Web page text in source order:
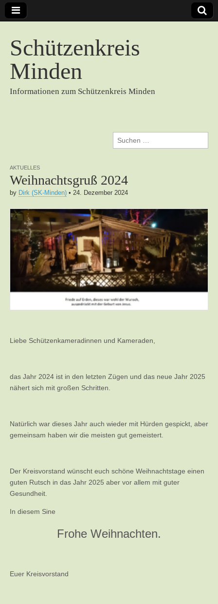
Schützenkreis
Minden
Informationen zum Schützenkreis Minden
Suchen
nach:
AKTUELLES
Weihnachtsgruß 2024
by Dirk (SK-Minden) • 24. Dezember 2024
Liebe Schützenkameradinnen und Kameraden,
das Jahr 2024 ist in den letzten Zügen und das neue Jahr 2025
nähert sich mit großen Schritten.
Natürlich war dieses Jahr auch wieder mit Hürden gespickt, aber
gemeinsam haben wir die meisten gut gemeistert.
Der Kreisvorstand wünscht euch schöne Weihnachtstage einen
guten Rutsch in das Jahr 2025 aber vor allem mit guter
Gesundheit.
In diesem Sine
Frohe Weihnachten.
Euer Kreisvorstand